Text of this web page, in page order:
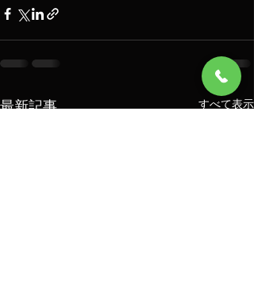
最新記事 すべて表示